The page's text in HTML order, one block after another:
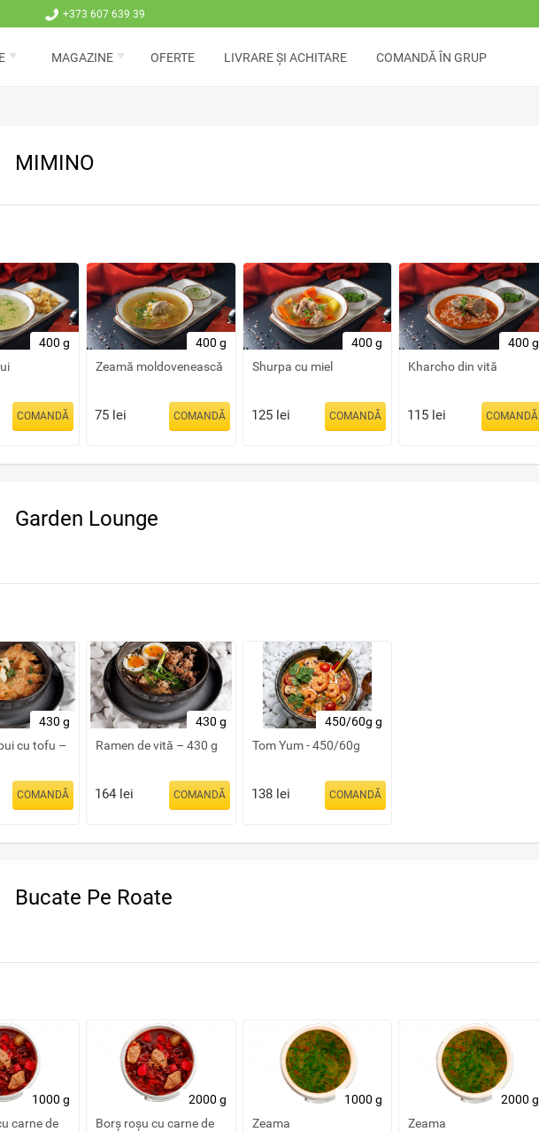
+373 607 639 39
MAGAZINE OFERTE LIVRARE ȘI ACHITARE COMANDĂ ÎN GRUP
MIMINO
400 g
COMANDĂ
400 g
Zeamă moldovenească
75 lei COMANDĂ
400 g
Shurpa cu miel
125 lei COMANDĂ
400 g
Kharcho din vită
115 lei COMANDĂ
Garden Lounge
430 g
cu tofu –
COMANDĂ
430 g
Ramen de vită – 430 g
164 lei COMANDĂ
450/60g g
Tom Yum - 450/60g
138 lei COMANDĂ
Bucate Pe Roate
1000 g
carne de
2000 g
Borș roșu cu carne de
1000 g
Zeama
2000 g
Zeama